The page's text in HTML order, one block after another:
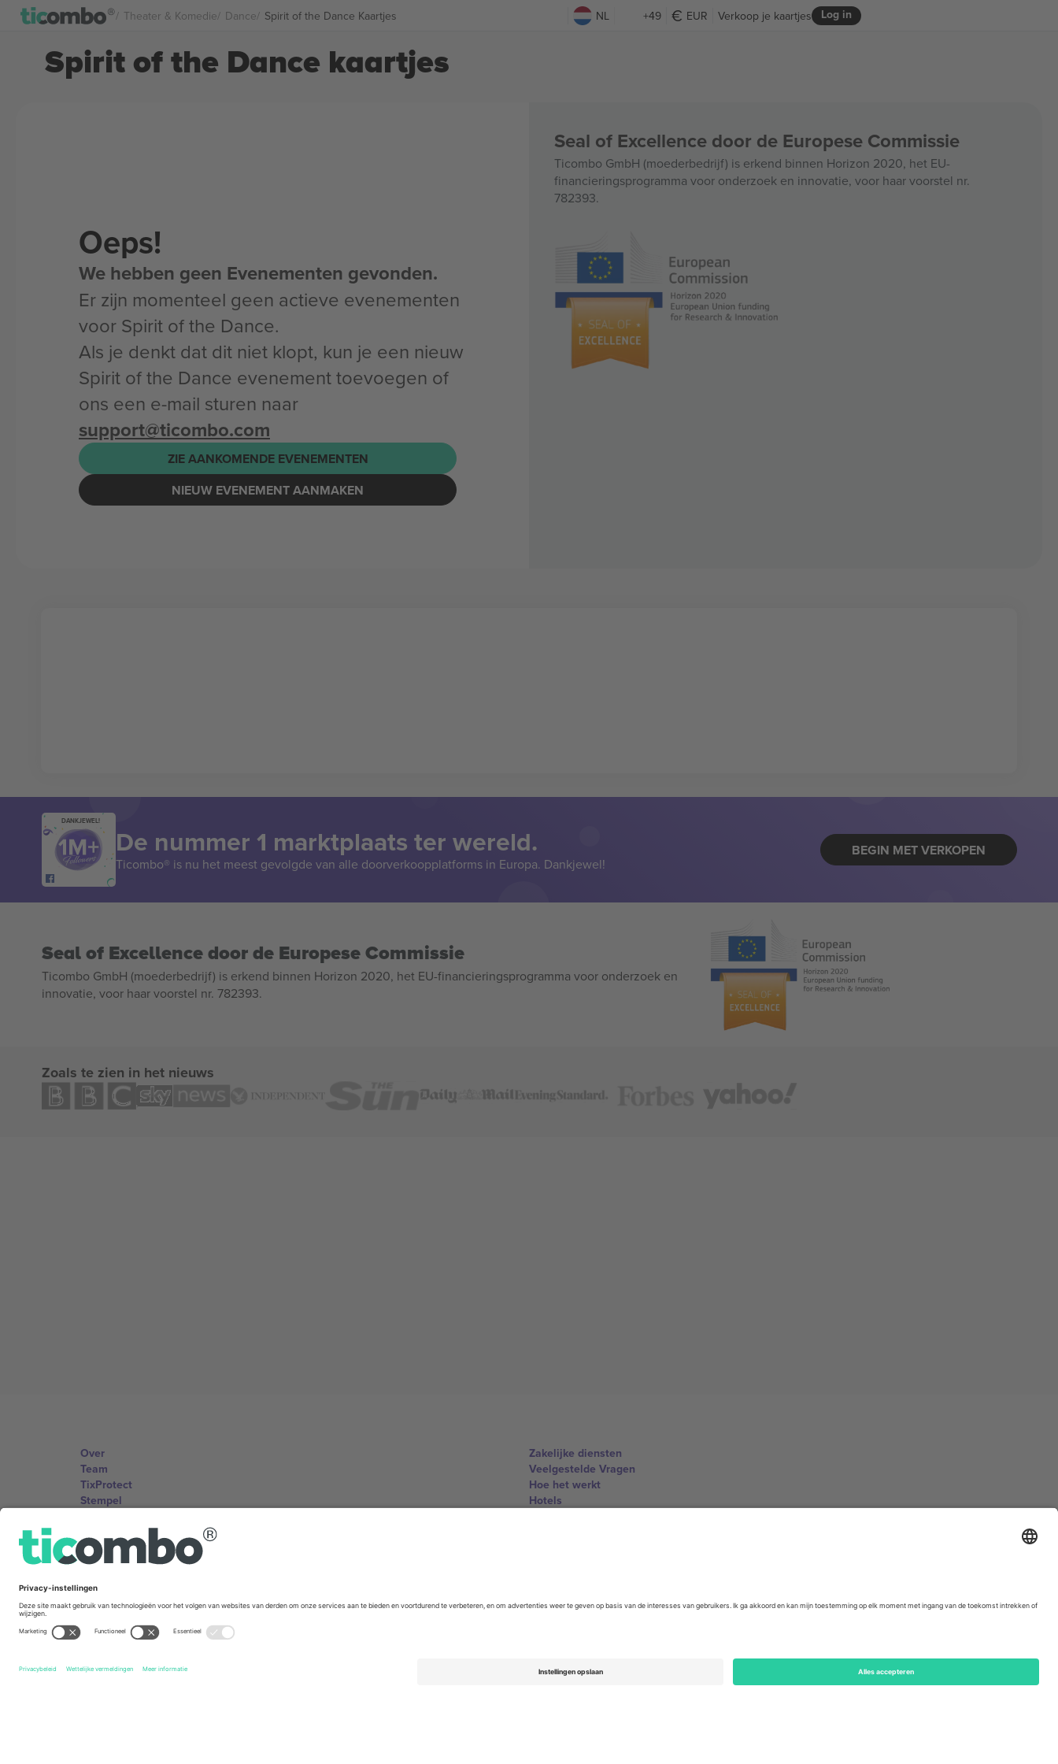
Theater & Komedie Dance Spirit of the Dance Kaartjes NL +49 EUR Log in
Verkoop je kaartjes
Spirit of the Dance kaartjes
Oeps!
We hebben geen Evenementen gevonden.
Er zijn momenteel geen actieve evenementen
voor Spirit of the Dance.
Als je denkt dat dit niet klopt, kun je een nieuw
Spirit of the Dance evenement toevoegen of
ons een e-mail sturen naar
support@ticombo.com
ZIE AANKOMENDE EVENEMENTEN
NIEUW EVENEMENT AANMAKEN
Seal of Excellence door de Europese Commissie
Ticombo GmbH (moederbedrijf) is erkend binnen Horizon 2020, het EU-
financieringsprogramma voor onderzoek en innovatie, voor haar voorstel nr.
782393.
DANKJEWEL!
De nummer 1 marktplaats ter wereld.
Ticombo® is nu het meest gevolgde van alle doorverkoopplatforms in Europa. Dankjewel!
BEGIN MET VERKOPEN
Seal of Excellence door de Europese Commissie
Ticombo GmbH (moederbedrijf) is erkend binnen Horizon 2020, het EU-financieringsprogramma voor onderzoek en
innovatie, voor haar voorstel nr. 782393.
Zoals te zien in het nieuws
Over
Team
TixProtect
Stempel
Affiliate programma
Zakelijke diensten
Veelgestelde Vragen
Hoe het werkt
Hotels